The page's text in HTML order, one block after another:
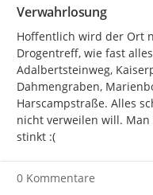
Verwahrlosung
Hoffentlich wird der Ort
Drogentreff, wie fast
Adalbertsteinweg,
Dahmengraben,
Harscampstraße. Alles
nicht verweilen will.
stinkt :(
0 Kommentare